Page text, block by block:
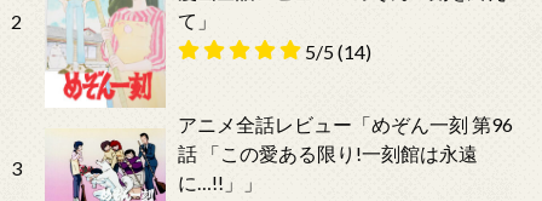
2
て」
5/5(14)
3
アニメ全話レビュー「めぞん一刻 第96
話 「この愛ある限り!一刻館は永遠
に…!!」」